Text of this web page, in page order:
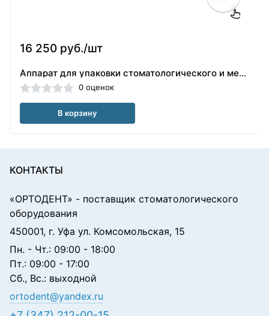
16 250 руб./шт
Аппарат для упаковки стоматологического и медицинского инструмента Legrin модели 210НС
0 оценок
В корзину
КОНТАКТЫ
«ОРТОДЕНТ» - поставщик стоматологического
оборудования
450001, г. Уфа ул. Комсомольская, 15
Пн. - Чт.: 09:00 - 18:00
Пт.: 09:00 - 17:00
Сб., Вс.: выходной
ortodent@yandex.ru